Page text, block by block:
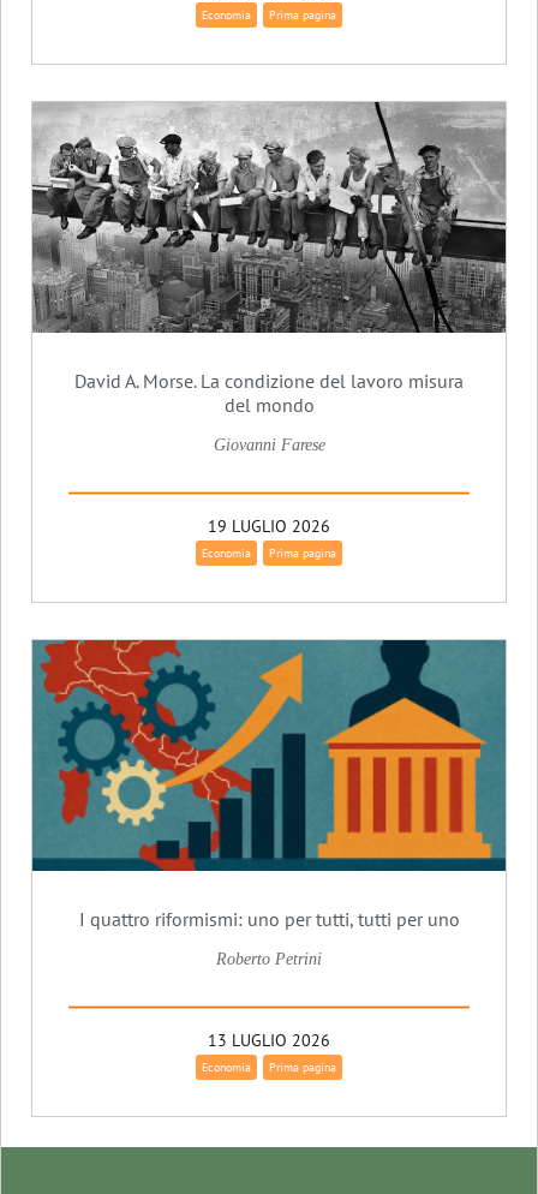
Economia Prima pagina
David A. Morse. La condizione del lavoro misura
del mondo
Giovanni Farese
19 LUGLIO 2026
Economia Prima pagina
I quattro riformismi: uno per tutti, tutti per uno
Roberto Petrini
13 LUGLIO 2026
Economia Prima pagina